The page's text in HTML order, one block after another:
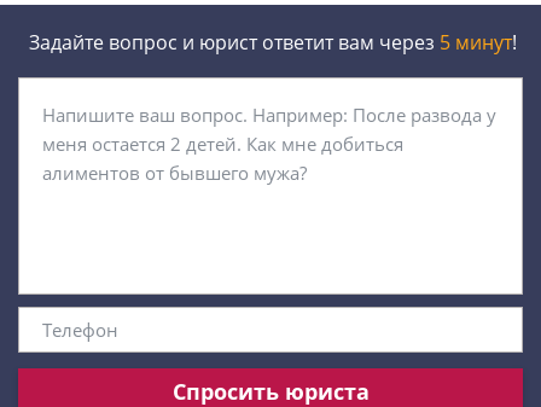
Задайте вопрос и юрист ответит вам через 5 минут!
Спросить юриста